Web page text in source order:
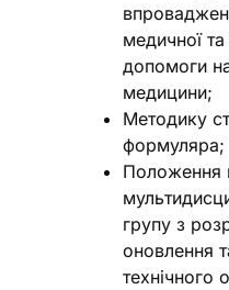
медичної та
допомоги
медицини;
Методику
формуляра;
Положення
групу з
оновлення
технічного